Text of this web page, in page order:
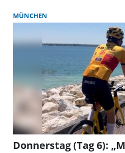
MÜNCHEN
Donnerstag (Tag 6):